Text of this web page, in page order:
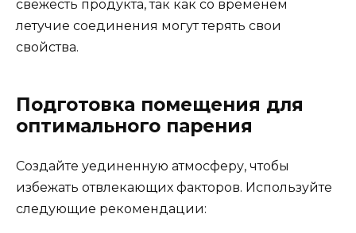
свежесть продукта, так как со временем
летучие соединения могут терять свои
свойства.
Подготовка помещения для
оптимального парения
Создайте уединенную атмосферу, чтобы
избежать отвлекающих факторов. Используйте
следующие рекомендации: